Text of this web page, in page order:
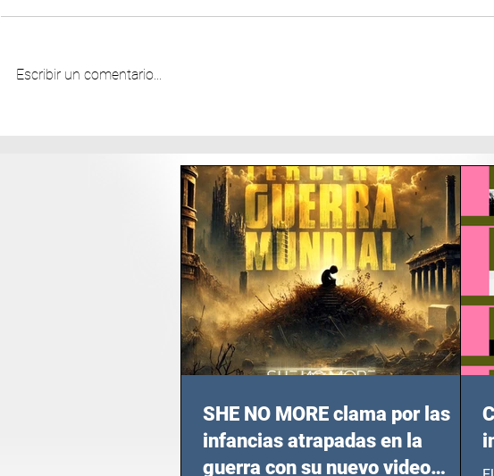
Escribir un comentario...
SHE NO MORE clama por las
infancias atrapadas en la
guerra con su nuevo video